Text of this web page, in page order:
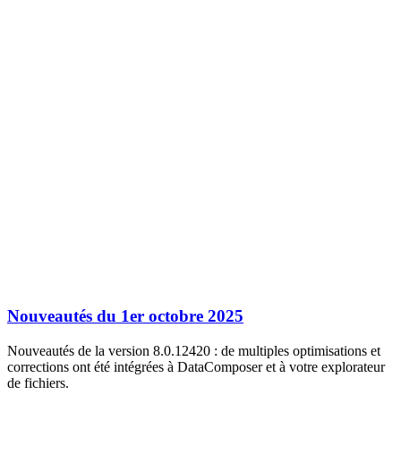
Nouveautés du 1er octobre 2025
Nouveautés de la version 8.0.12420 : de multiples optimisations et
corrections ont été intégrées à DataComposer et à votre explorateur
de fichiers.